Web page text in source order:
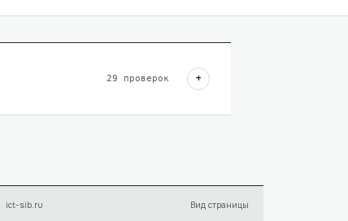
29 проверок +
ict-sib.ru Вид страницы